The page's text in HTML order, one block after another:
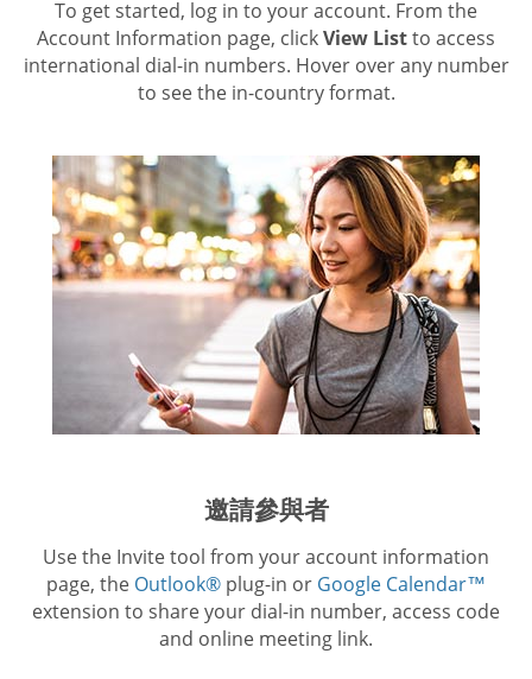
To get started, log in to your account. From the
Account Information page, clickView Listto access
international dial-in numbers. Hover over any number
to see the in-country format.
邀請參與者
Use the Invite tool from your account information
page, the Outlook® plug-in or Google Calendar™
extension to share your dial-in number, access code
and online meeting link.